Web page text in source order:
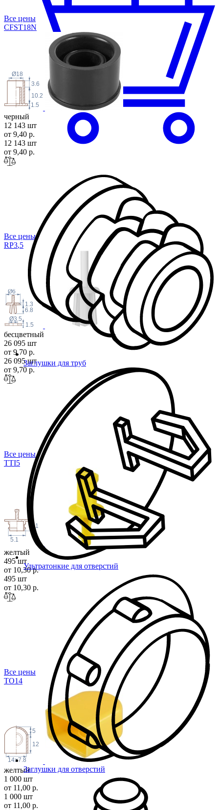
Заглушки для труб
Ультратонкие для отверстий
Заглушки для отверстий
Все цены
CFST18N
1.5
10.2
Ø18
3.6
черный
12 143 шт
от 9,40 р.
12 143 шт
от 9,40 р.
Все цены
RP3,5
1.3
6.8
Ø6
Ø3.5
1.5
бесцветный
26 095 шт
от 9,70 р.
26 095 шт
от 9,70 р.
Все цены
TTI5
11
5.1
желтый
495 шт
от 10,30 р.
495 шт
от 10,30 р.
Все цены
TO14
12
5
14x7.8
желтый
1 000 шт
от 11,00 р.
1 000 шт
от 11,00 р.